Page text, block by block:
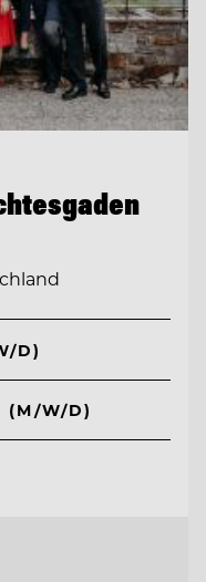
D)
(M/W/D)